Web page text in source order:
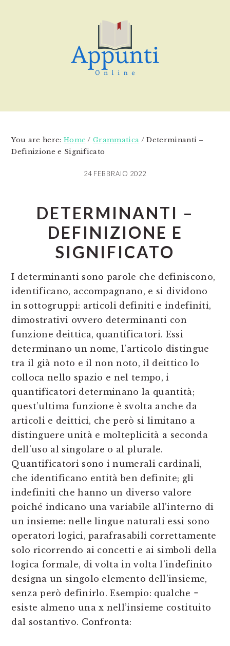
You are here: Home / Grammatica / Determinanti –
Definizione e Significato
24 FEBBRAIO 2022
DETERMINANTI –
DEFINIZIONE E
SIGNIFICATO
I determinanti sono parole che definiscono,
identificano, accompagnano, e si dividono
in sottogruppi: articoli definiti e indefiniti,
dimostrativi ovvero determinanti con
funzione deittica, quantificatori. Essi
determinano un nome, l’articolo distingue
tra il già noto e il non noto, il deittico lo
colloca nello spazio e nel tempo, i
quantificatori determinano la quantità;
quest’ultima funzione è svolta anche da
articoli e deittici, che però si limitano a
distinguere unità e molteplicità a seconda
dell’uso al singolare o al plurale.
Quantificatori sono i numerali cardinali,
che identificano entità ben definite; gli
indefiniti che hanno un diverso valore
poiché indicano una variabile all’interno di
un insieme: nelle lingue naturali essi sono
operatori logici, parafrasabili correttamente
solo ricorrendo ai concetti e ai simboli della
logica formale, di volta in volta l’indefinito
designa un singolo elemento dell’insieme,
senza però definirlo. Esempio: qualche =
esiste almeno una x nell’insieme costituito
dal sostantivo. Confronta: